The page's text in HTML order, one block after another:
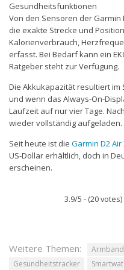
Gesundheitsfunktionen
Von den Sensoren der Garmin
die exakte Strecke und
Kalorienverbrauch,
erfasst. Bei Bedarf kann ein
Ratgeber steht zur Verfügung.
Die Akkukapazität resultiert im
und wenn das Always-On-
Laufzeit auf nur vier Tage.
wieder vollständig aufgeladen.
Seit heute ist die Garmin D2 Air
US-Dollar erhältlich, doch in
erscheinen.
3.9/5 - (20 votes)
Weitere Themen:
Gesundheitstracker